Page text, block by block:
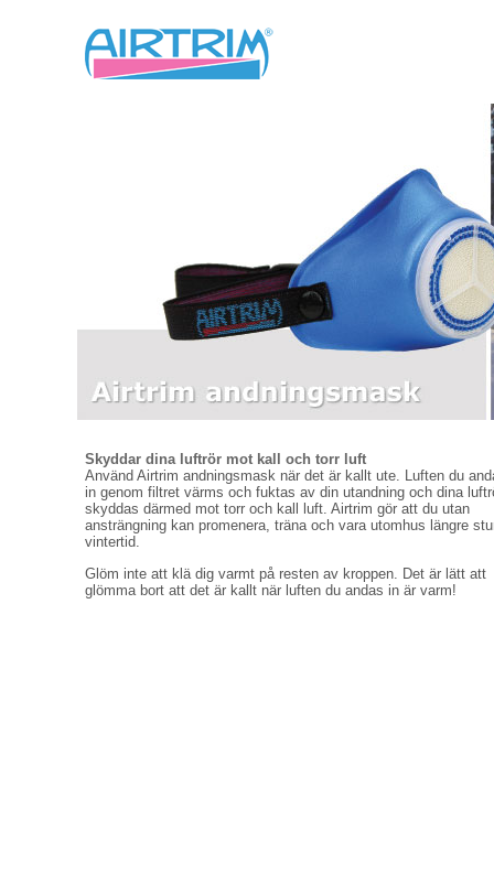
Skyddar dina luftrör mot kall och torr luft
Använd Airtrim andningsmask när det är kallt ute. Luften du
in genom filtret värms och fuktas av din utandning och dina
skyddas därmed mot torr och kall luft. Airtrim gör att du utan
ansträngning kan promenera, träna och vara utomhus längre
vintertid.
Glöm inte att klä dig varmt på resten av kroppen. Det är lätt att
glömma bort att det är kallt när luften du andas in är varm!